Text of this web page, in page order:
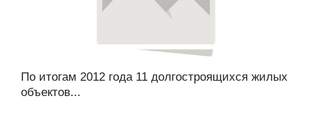
По итогам 2012 года 11 долгостроящихся жилых
объектов...